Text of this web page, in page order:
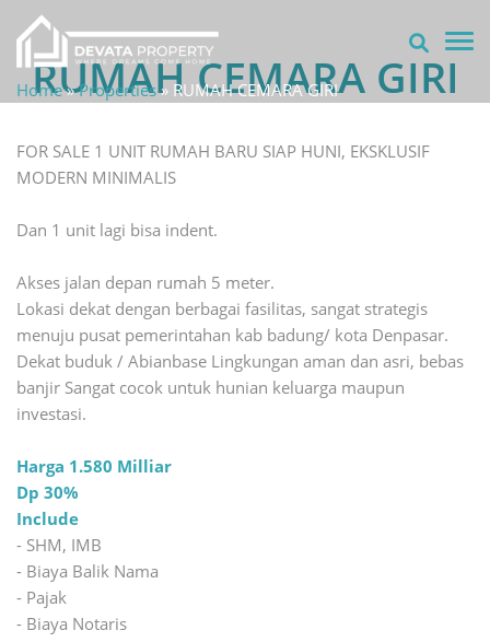
Home»Properties» RUMAH CEMARA GIRI
RUMAH CEMARA GIRI
FOR SALE 1 UNIT RUMAH BARU SIAP HUNI, EKSKLUSIF
MODERN MINIMALIS
Dan 1 unit lagi bisa indent.
Akses jalan depan rumah 5 meter.
Lokasi dekat dengan berbagai fasilitas, sangat strategis
menuju pusat pemerintahan kab badung/ kota Denpasar.
Dekat buduk / Abianbase Lingkungan aman dan asri, bebas
banjir Sangat cocok untuk hunian keluarga maupun
investasi.
Harga 1.580 Milliar
Dp 30%
Include
- SHM, IMB
- Biaya Balik Nama
- Pajak
- Biaya Notaris